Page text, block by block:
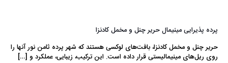
پرده پذیرایی مینیمال حریر چنل و مخمل کادنزا
حریر چنل و مخمل کادنزا، بافت‌های لوکسی هستند که شهر پرده ثامن نور آنها را
روی ریل‌های مینیمالیستی قرار داده است. این ترکیب، زیبایی، عملکرد و […]